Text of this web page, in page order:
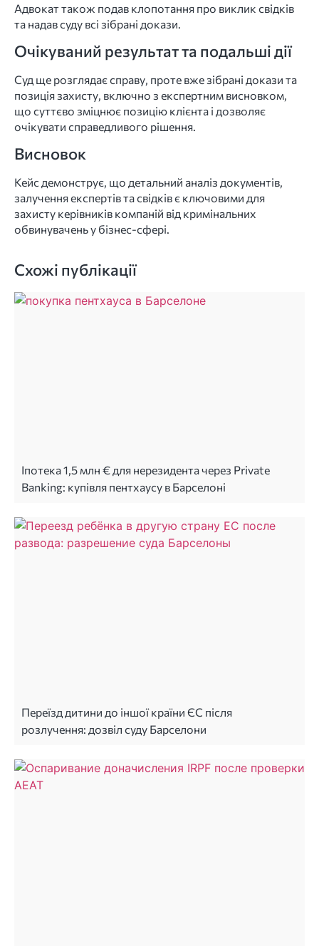
Адвокат також подав клопотання про виклик свідків
та надав суду всі зібрані докази.
Очікуваний результат та подальші дії
Суд ще розглядає справу, проте вже зібрані докази та
позиція захисту, включно з експертним висновком,
що суттєво зміцнює позицію клієнта і дозволяє
очікувати справедливого рішення.
Висновок
Кейс демонструє, що детальний аналіз документів,
залучення експертів та свідків є ключовими для
захисту керівників компаній від кримінальних
обвинувачень у бізнес-сфері.
Схожі публікації
Іпотека 1,5 млн € для нерезидента через Private
Banking: купівля пентхаусу в Барселоні
Переїзд дитини до іншої країни ЄС після
розлучення: дозвіл суду Барселони